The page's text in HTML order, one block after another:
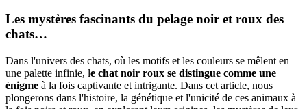
Les mystères fascinants du pelage noir et roux des
chats…
Dans l'univers des chats, où les motifs et les couleurs se mêlent en
une palette infinie, le chat noir roux se distingue comme une
énigme à la fois captivante et intrigante. Dans cet article, nous
plongerons dans l'histoire, la génétique et l'unicité de ces animaux à